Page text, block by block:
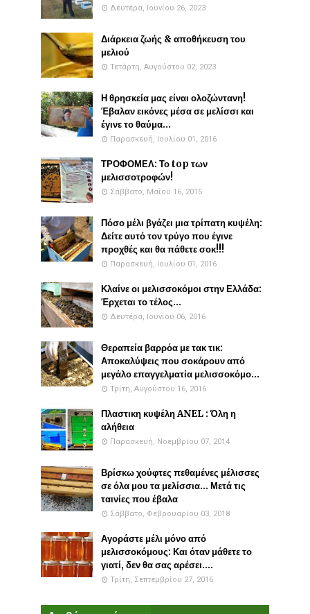
Δευτέρα, Ιουνίου 26, 2023
Διάρκεια ζωής & αποθήκευση του
μελιού
Τετάρτη, Αυγούστου 02, 2023
Η θρησκεία μας είναι ολοζώντανη!
Έβαλαν εικόνες μέσα σε μελίσσι και
έγινε το θαύμα...
Παρασκευή, Ιουλίου 01, 2016
ΤΡΟΦΟΜΕΛ: Το top των
μελισσοτροφών!
Σάββατο, Μαΐου 16, 2015
Πόσο μέλι βγάζει μια τρίπατη κυψέλη:
Δείτε αυτό τον τρύγο που έγινε
προχθές και θα πάθετε σοκ!!!
Παρασκευή, Ιουλίου 01, 2016
Κλαίνε οι μελισσοκόμοι στην Ελλάδα:
Έρχεται το τέλος...
Δευτέρα, Ιουνίου 06, 2016
Θεραπεία βαρρόα με τακ τικ:
Αποκαλύψεις που σοκάρουν από
μεγάλο επαγγελματία μελισσοκόμο...
Τρίτη, Αυγούστου 16, 2016
Πλαστικη κυψέλη ANEL : Όλη η
αλήθεια
Παρασκευή, Νοεμβρίου 07, 2014
Βρίσκω χούφτες πεθαμένες μέλισσες
σε όλα μου τα μελίσσια... Μετά τις
ταινίες που έβαλα
Σάββατο, Φεβρουαρίου 03, 2018
Αγοράστε μέλι μόνο από
μελισσοκόμους: Και όταν μάθετε το
γιατί, δεν θα σας αρέσει....
Τρίτη, Σεπτεμβρίου 27, 2016